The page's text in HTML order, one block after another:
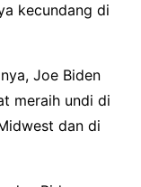
kecundang di
Joe Biden
meraih undi di
dan di